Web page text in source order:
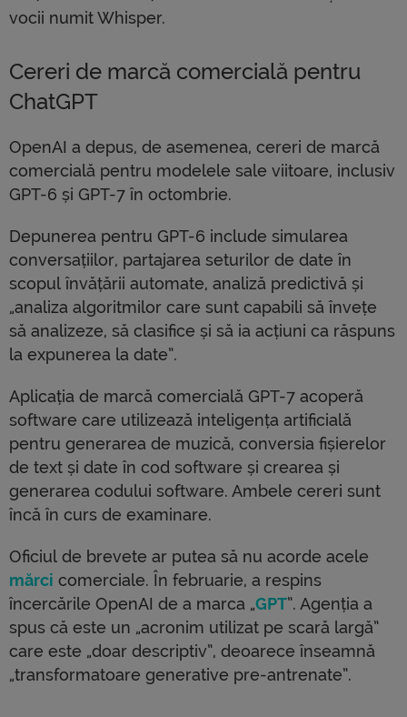
vocii numit Whisper.
Cereri de marcă comercială pentru
ChatGPT
OpenAI a depus, de asemenea, cereri de marcă
comercială pentru modelele sale viitoare, inclusiv
GPT-6 și GPT-7 în octombrie.
Depunerea pentru GPT-6 include simularea
conversațiilor, partajarea seturilor de date în
scopul învățării automate, analiză predictivă și
„analiza algoritmilor care sunt capabili să învețe
să analizeze, să clasifice și să ia acțiuni ca răspuns
la expunerea la date”.
Aplicația de marcă comercială GPT-7 acoperă
software care utilizează inteligența artificială
pentru generarea de muzică, conversia fișierelor
de text și date în cod software și crearea și
generarea codului software. Ambele cereri sunt
încă în curs de examinare.
Oficiul de brevete ar putea să nu acorde acele
mărci comerciale. În februarie, a respins
încercările OpenAI de a marca „GPT”. Agenția a
spus că este un „acronim utilizat pe scară largă”
care este „doar descriptiv”, deoarece înseamnă
„transformatoare generative pre-antrenate”.